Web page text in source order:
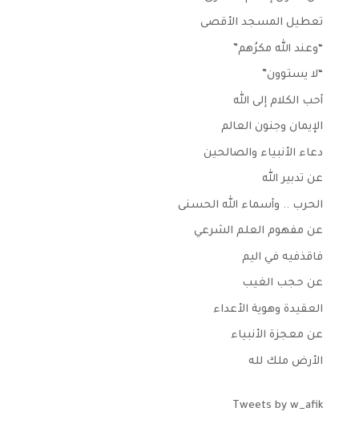
تعطيل المسجد الأقصى
“وعند الله مكرُهم”
“لا يستوون”
أحب الكلام إلى الله
الإيمان وجنون العالم
دعاء الأنبياء والصالحين
عن تدبير الله
الحرب .. وأسماء الله الحسنى
عن مفهوم العلم الشرعي
فاقذفيه في اليم
عن حجب الغيب
العقيدة وهوية الأعداء
عن معجزة الأنبياء
الأرض ملك لله
Tweets by w_afik